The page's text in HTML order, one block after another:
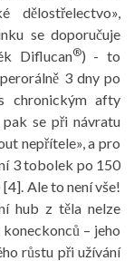
dělostřelectvo»,
se doporučuje
Diflucan®) - to
3 dny po
chronickým afty
pak se při návratu
nepřítele», a pro
3 tobolek po 150
Ale to není vše!
hub z těla nelze
– jeho
růstu při užívání